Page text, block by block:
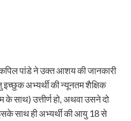
पांडे ने उक्त आशय की जानकारी
अभ्यर्थी की न्यूनतम शैक्षिक
के साथ) उत्तीर्ण हो, अथवा उसने दो
साथ ही अभ्यर्थी की आयु 18 से